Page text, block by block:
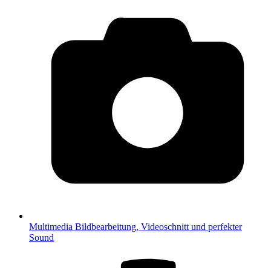
Multimedia Bildbearbeitung, Videoschnitt und perfekter
Sound